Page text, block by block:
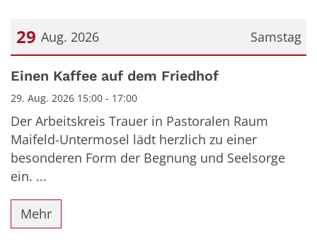
Samstag
29 Aug. 2026
Datum: 29. August 2026
Einen Kaffee auf dem Friedhof
29. Aug. 2026 15:00 - 17:00
Der Arbeitskreis Trauer in Pastoralen Raum
Maifeld-Untermosel lädt herzlich zu einer
besonderen Form der Begnung und Seelsorge
ein. ...
Mehr